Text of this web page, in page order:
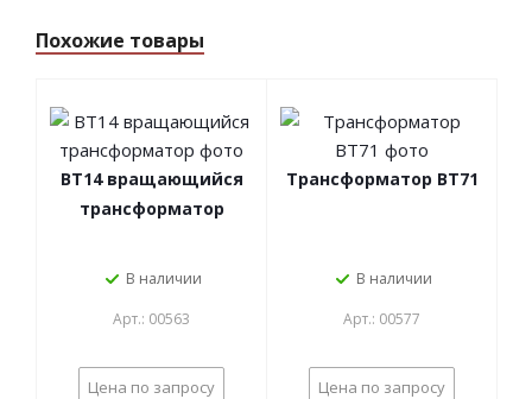
Похожие товары
ВТ14 вращающийся
трансформатор
В наличии
Арт.: 00563
Цена по запросу
Трансформатор ВТ71
В наличии
Арт.: 00577
Цена по запросу